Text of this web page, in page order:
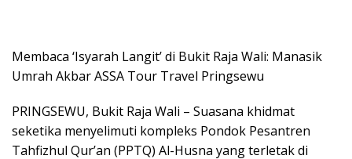
Membaca ‘Isyarah Langit’ di Bukit Raja Wali: Manasik
Umrah Akbar ASSA Tour Travel Pringsewu
PRINGSEWU, Bukit Raja Wali – Suasana khidmat
seketika menyelimuti kompleks Pondok Pesantren
Tahfizhul Qur’an (PPTQ) Al-Husna yang terletak di